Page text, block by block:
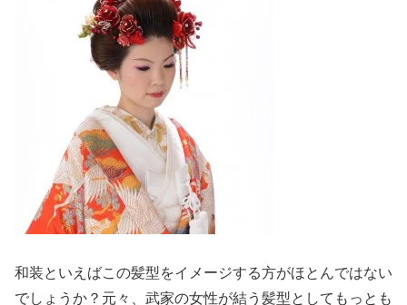
和装といえばこの髪型をイメージする方がほとんではない
でしょうか？元々、武家の女性が結う髪型としてもっとも